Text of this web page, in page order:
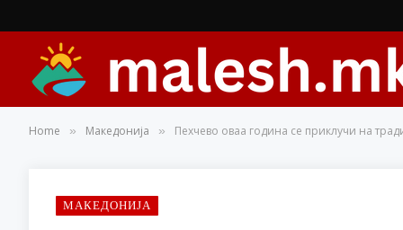
Home » Македонија » Пехчево оваа година се приклучи на
МАКЕДОНИЈА